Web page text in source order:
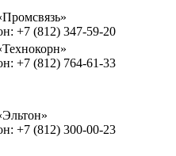
+7 (812) 347-59-20
+7 (812) 764-61-33
+7 (812) 300-00-23